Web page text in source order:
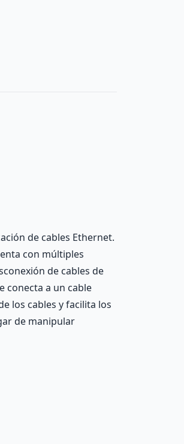
de cables Ethernet.
con múltiples
de cables de
conecta a un cable
los cables y facilita los
de manipular